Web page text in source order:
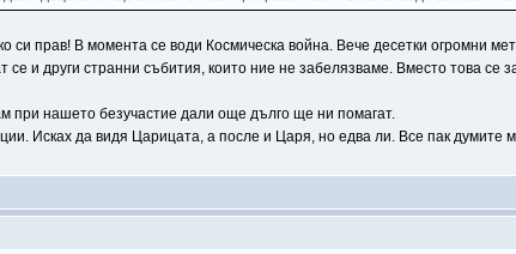
си прав! В момента се води Космическа война. Вече десетки огромни
се и други странни събития, които ние не забелязваме. Вместо това
при нашето безучастие дали още дълго ще ни помагат.
Исках да видя Царицата, а после и Царя, но едва ли. Все пак думите